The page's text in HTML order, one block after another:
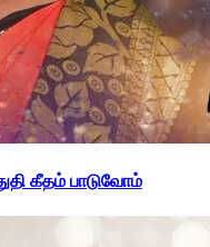
கீதம் பாடுவோம்